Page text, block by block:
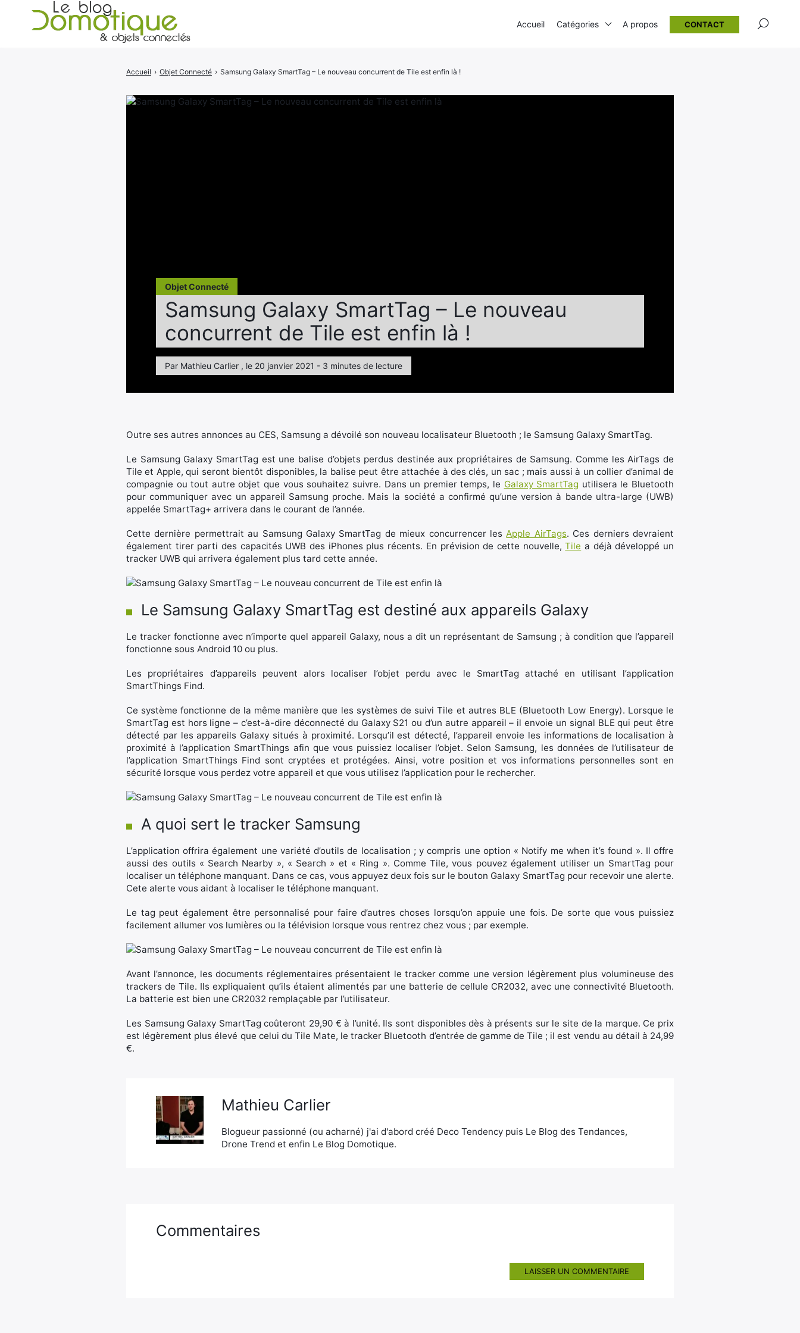
Objet Connecté
Samsung Galaxy SmartTag – Le nouveau
concurrent de Tile est enfin là !
Par Mathieu Carlier , le 20 janvier 2021 - 3 minutes de lecture
Accueil › Objet Connecté › Samsung Galaxy SmartTag – Le nouveau concurrent de Tile est enfin là !
Outre ses autres annonces au CES, Samsung a dévoilé son nouveau localisateur Bluetooth ; le Samsung Galaxy SmartTag.
Le Samsung Galaxy SmartTag est une balise d’objets perdus destinée aux propriétaires de Samsung. Comme les AirTags de
Tile et Apple, qui seront bientôt disponibles, la balise peut être attachée à des clés, un sac ; mais aussi à un collier d’animal de
compagnie ou tout autre objet que vous souhaitez suivre. Dans un premier temps, le Galaxy SmartTag utilisera le Bluetooth
pour communiquer avec un appareil Samsung proche. Mais la société a confirmé qu’une version à bande ultra-large (UWB)
appelée SmartTag+ arrivera dans le courant de l’année.
Cette dernière permettrait au Samsung Galaxy SmartTag de mieux concurrencer lesApple AirTags. Ces derniers devraient
également tirer parti des capacités UWB des iPhones plus récents. En prévision de cette nouvelle,Tile a déjà développé un
tracker UWB qui arrivera également plus tard cette année.
Le Samsung Galaxy SmartTag est destiné aux appareils Galaxy
Le tracker fonctionne avec n’importe quel appareil Galaxy, nous a dit un représentant de Samsung ; à condition que l’appareil
fonctionne sous Android 10 ou plus.
Les propriétaires d’appareils peuvent alors localiser l’objet perdu avec le SmartTag attaché en utilisant l’application
SmartThings Find.
Ce système fonctionne de la même manière que les systèmes de suivi Tile et autres BLE (Bluetooth Low Energy). Lorsque le
SmartTag est hors ligne – c’est-à-dire déconnecté du Galaxy S21 ou d’un autre appareil – il envoie un signal BLE qui peut être
détecté par les appareils Galaxy situés à proximité. Lorsqu’il est détecté, l’appareil envoie les informations de localisation à
proximité à l’application SmartThings afin que vous puissiez localiser l’objet. Selon Samsung, les données de l’utilisateur de
l’application SmartThings Find sont cryptées et protégées. Ainsi, votre position et vos informations personnelles sont en
sécurité lorsque vous perdez votre appareil et que vous utilisez l’application pour le rechercher.
A quoi sert le tracker Samsung
L’application offrira également une variété d’outils de localisation ; y compris une option « Notify me when it’s found ». Il offre
aussi des outils « Search Nearby », « Search » et « Ring ». Comme Tile, vous pouvez également utiliser un SmartTag pour
localiser un téléphone manquant. Dans ce cas, vous appuyez deux fois sur le bouton Galaxy SmartTag pour recevoir une alerte.
Cete alerte vous aidant à localiser le téléphone manquant.
Le tag peut également être personnalisé pour faire d’autres choses lorsqu’on appuie une fois. De sorte que vous puissiez
facilement allumer vos lumières ou la télévision lorsque vous rentrez chez vous ; par exemple.
Avant l’annonce, les documents réglementaires présentaient le tracker comme une version légèrement plus volumineuse des
trackers de Tile. Ils expliquaient qu’ils étaient alimentés par une batterie de cellule CR2032, avec une connectivité Bluetooth.
La batterie est bien une CR2032 remplaçable par l’utilisateur.
Les Samsung Galaxy SmartTag coûteront 29,90 € à l’unité. Ils sont disponibles dès à présents sur le site de la marque. Ce prix
est légèrement plus élevé que celui du Tile Mate, le tracker Bluetooth d’entrée de gamme de Tile ; il est vendu au détail à 24,99
€.
Mathieu Carlier
Blogueur passionné (ou acharné) j'ai d'abord créé Deco Tendency puis Le Blog des Tendances,
Drone Trend et enfin Le Blog Domotique.
Commentaires
LAISSER UN COMMENTAIRE
Accueil Catégories A propos CONTACT
Rechercher